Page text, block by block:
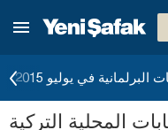
البرلمانية في يوليو 2015
المحلية التركية
بولو
بوردور
بورصا